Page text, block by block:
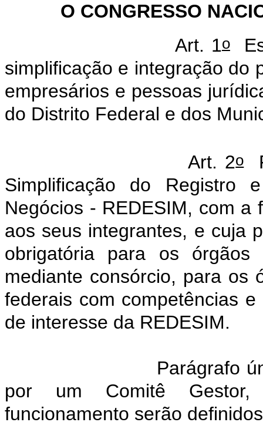
O CONGRESSO
Art. 1o
simplificação e integração do
empresários e pessoas
do Distrito Federal e dos
Art. 2o
Simplificação do Registro
Negócios - REDESIM, com
aos seus integrantes, e cuja
obrigatória para os
mediante consórcio, para os
federais com competências
de interesse da REDESIM.
Parágrafo
por um Comitê Gestor,
funcionamento serão